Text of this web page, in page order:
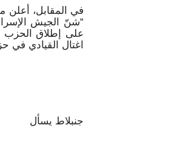
في المقابل، أعلن
“شنّ الجيش
على إطلاق الحزب
اغتال القيادي
جنبلاط يسأل